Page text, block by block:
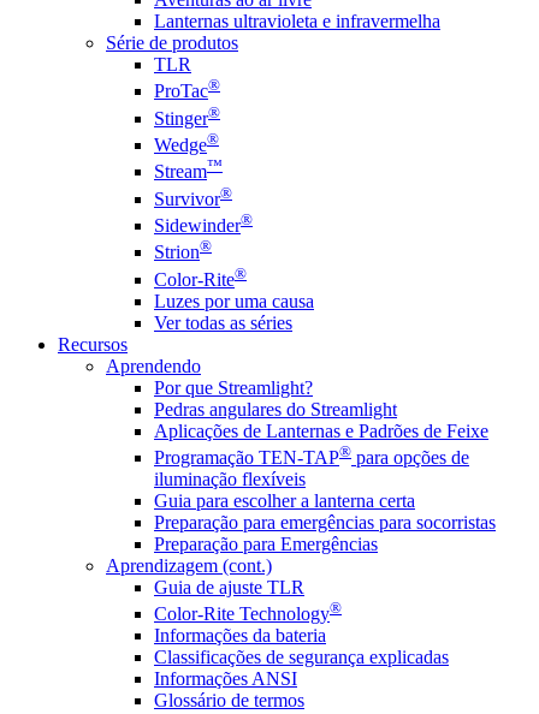
Lanternas ultravioleta e infravermelha
Série de produtos
TLR
ProTac®
Stinger®
Wedge®
Stream™
Survivor®
Sidewinder®
Strion®
Color-Rite®
Luzes por uma causa
Ver todas as séries
Recursos
Aprendendo
Por que Streamlight?
Pedras angulares do Streamlight
Aplicações de Lanternas e Padrões de Feixe
Programação TEN-TAP® para opções de
iluminação flexíveis
Guia para escolher a lanterna certa
Preparação para emergências para socorristas
Preparação para Emergências
Aprendizagem (cont.)
Guia de ajuste TLR
Color-Rite Technology®
Informações da bateria
Classificações de segurança explicadas
Informações ANSI
Glossário de termos